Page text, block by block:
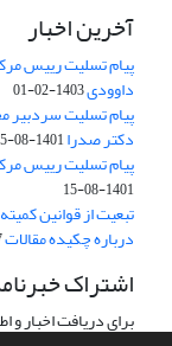
آخرین اخبار
پیام تسلیت رییس
داوودی1403-02-01
پیام تسلیت سردبیر
دکتر صدرا1401-08-15
پیام تسلیت رییس
1401-08-15
تبعیت از قوانین
درباره چکیده مقالات
اشتراک
برای دریافت اخبار